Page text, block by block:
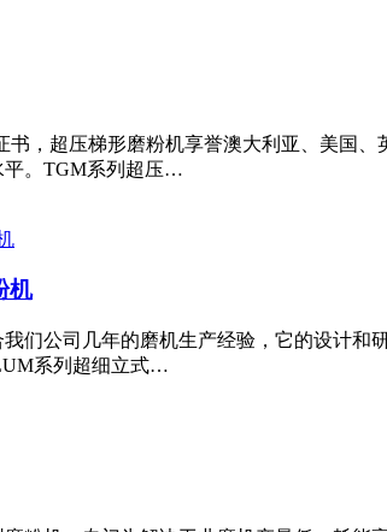
书，超压梯形磨粉机享誉澳大利亚、美国
平。TGM系列超压…
机
们公司几年的磨机生产经验，它的设计
系列超细立式…